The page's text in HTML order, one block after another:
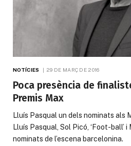
NOTÍCIES 29 DE MARÇ DE 2016
Poca presència de
Premis Max
Lluís Pasqual un dels nominats als
Lluís Pasqual, Sol Picó, ‘Foot-ball’
nominats de l’escena barcelonina.